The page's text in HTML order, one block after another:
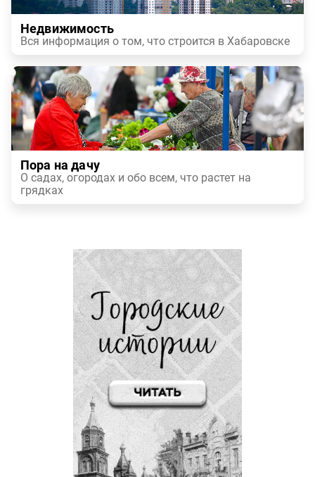
Недвижимость
Вся информация о том, что строится в Хабаровске
Пора на дачу
О садах, огородах и обо всем, что растет на
грядках